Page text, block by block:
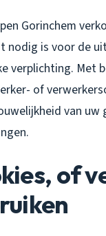
Gorinchem
nodig is voor de
verplichting. Met
of
van
of